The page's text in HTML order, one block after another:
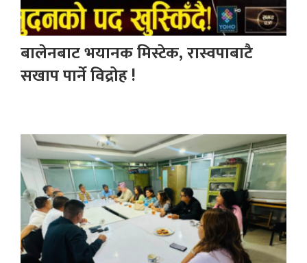
बालेनबाट भयानक मिस्टेक, रास्वपाबाटै
सखाप पार्ने विद्रोह !